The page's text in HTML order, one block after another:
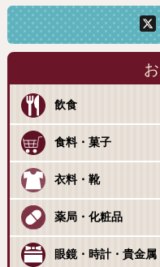
飲食
食料・菓子
衣料・靴
薬局・化粧品
眼鏡・時計・貴金属